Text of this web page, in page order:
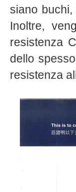
siano
Inoltre,
resistenza
dello
resistenza